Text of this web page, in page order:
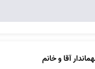
آقا و خانم